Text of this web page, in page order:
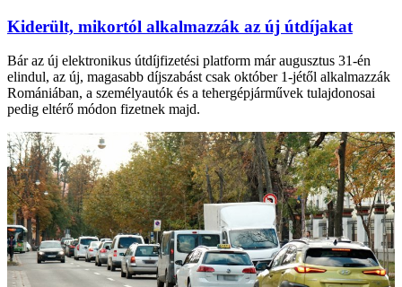
Kiderült, mikortól alkalmazzák az új útdíjakat
Bár az új elektronikus útdíjfizetési platform már augusztus 31-én
elindul, az új, magasabb díjszabást csak október 1-jétől alkalmazzák
Romániában, a személyautók és a tehergépjárművek tulajdonosai
pedig eltérő módon fizetnek majd.